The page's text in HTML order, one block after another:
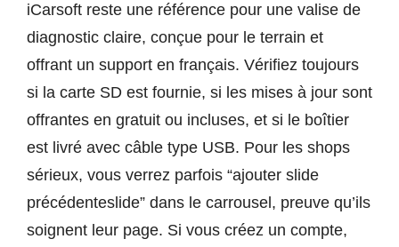
iCarsoft reste une référence pour une valise de
diagnostic claire, conçue pour le terrain et
offrant un support en français. Vérifiez toujours
si la carte SD est fournie, si les mises à jour sont
offrantes en gratuit ou incluses, et si le boîtier
est livré avec câble type USB. Pour les shops
sérieux, vous verrez parfois “ajouter slide
précédenteslide” dans le carrousel, preuve qu’ils
soignent leur page. Si vous créez un compte,